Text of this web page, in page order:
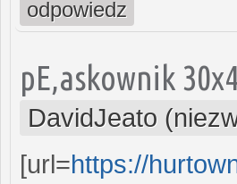
odpowiedz
pЕ‚askownik
DavidJeato
[url=https://